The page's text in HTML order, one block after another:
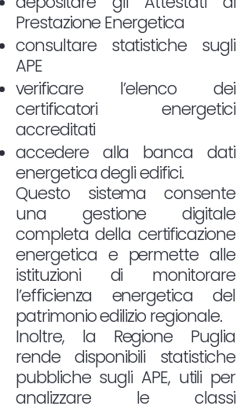
Prestazione Energetica
consultare statistiche sugli
APE
verificare l’elenco dei
certificatori energetici
accreditati
accedere alla banca dati
energetica degli edifici.
Questo sistema consente
una gestione digitale
completa della certificazione
energetica e permette alle
istituzioni di monitorare
l’efficienza energetica del
patrimonio edilizio regionale.
Inoltre, la Regione Puglia
rende disponibili statistiche
pubbliche sugli APE, utili per
analizzare le classi